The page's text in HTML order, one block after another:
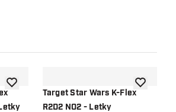
Přidat do seznamu přání
Target Star Wars K-Flex
R2D2 NO2 - Letky
Přidat do